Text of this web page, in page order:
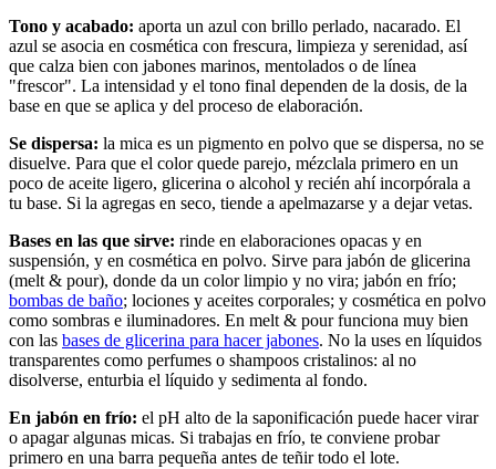
Tono y acabado: aporta un azul con brillo perlado, nacarado. El
azul se asocia en cosmética con frescura, limpieza y serenidad, así
que calza bien con jabones marinos, mentolados o de línea
"frescor". La intensidad y el tono final dependen de la dosis, de la
base en que se aplica y del proceso de elaboración.
Se dispersa: la mica es un pigmento en polvo que se dispersa, no se
disuelve. Para que el color quede parejo, mézclala primero en un
poco de aceite ligero, glicerina o alcohol y recién ahí incorpórala a
tu base. Si la agregas en seco, tiende a apelmazarse y a dejar vetas.
Bases en las que sirve: rinde en elaboraciones opacas y en
suspensión, y en cosmética en polvo. Sirve para jabón de glicerina
(melt & pour), donde da un color limpio y no vira; jabón en frío;
bombas de baño; lociones y aceites corporales; y cosmética en polvo
como sombras e iluminadores. En melt & pour funciona muy bien
con las bases de glicerina para hacer jabones. No la uses en líquidos
transparentes como perfumes o shampoos cristalinos: al no
disolverse, enturbia el líquido y sedimenta al fondo.
En jabón en frío: el pH alto de la saponificación puede hacer virar
o apagar algunas micas. Si trabajas en frío, te conviene probar
primero en una barra pequeña antes de teñir todo el lote.